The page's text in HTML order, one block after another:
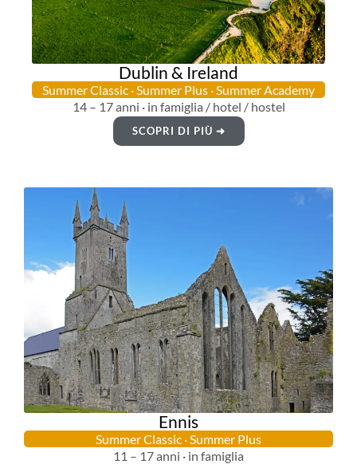
Dublin & Ireland
Summer Classic · Summer Plus · Summer Academy
14 – 17 anni · in famiglia / hotel / hostel
SCOPRI DI PIÙ ➜
Ennis
Summer Classic · Summer Plus
11 – 17 anni · in famiglia